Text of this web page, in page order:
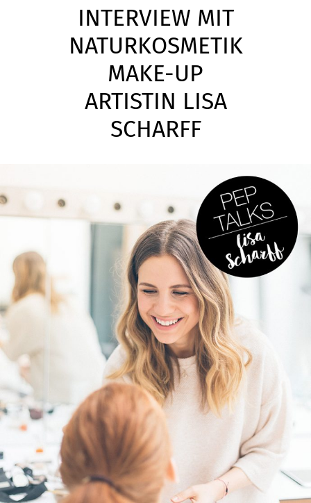
INTERVIEW MIT
NATURKOSMETIK
MAKE-UP
ARTISTIN LISA
SCHARFF